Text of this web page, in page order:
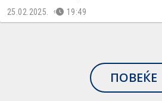
25.02.2025. 19:49
ПОВЕЌЕ